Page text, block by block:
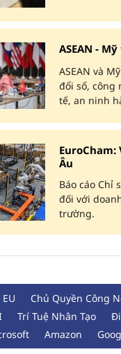
ASEAN -
ASEAN và
đổi số, công
tế, an ninh
Âu
Báo cáo Chỉ
đối với
trường.
EU Chủ Quyền Công
Trí Tuệ Nhân Tạo
Amazon